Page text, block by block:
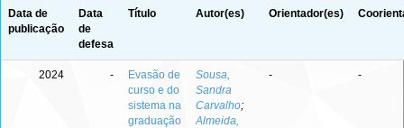
Data de
publicação
Data
de
defesa
Título Autor(es) Orientador(es)
2024 -
Evasão de
curso e do
sistema na
graduação
Sousa,
Sandra
Carvalho;
Almeida,
- -